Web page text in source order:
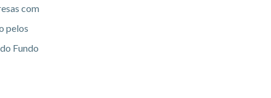
com
pelos
Fundo